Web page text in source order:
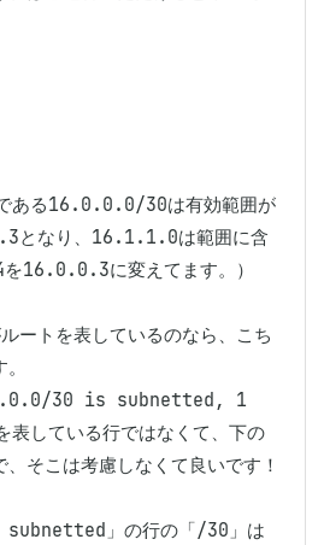
ある16.0.0.0/30は有効範囲が
なり、16.1.1.0は範囲に含
16.0.0.3に変えてます。）
トを表しているのなら、こち
30 is subnetted, 1
している行ではなくて、下の
そこは考慮しなくて良いです！
」の行の「/30」は